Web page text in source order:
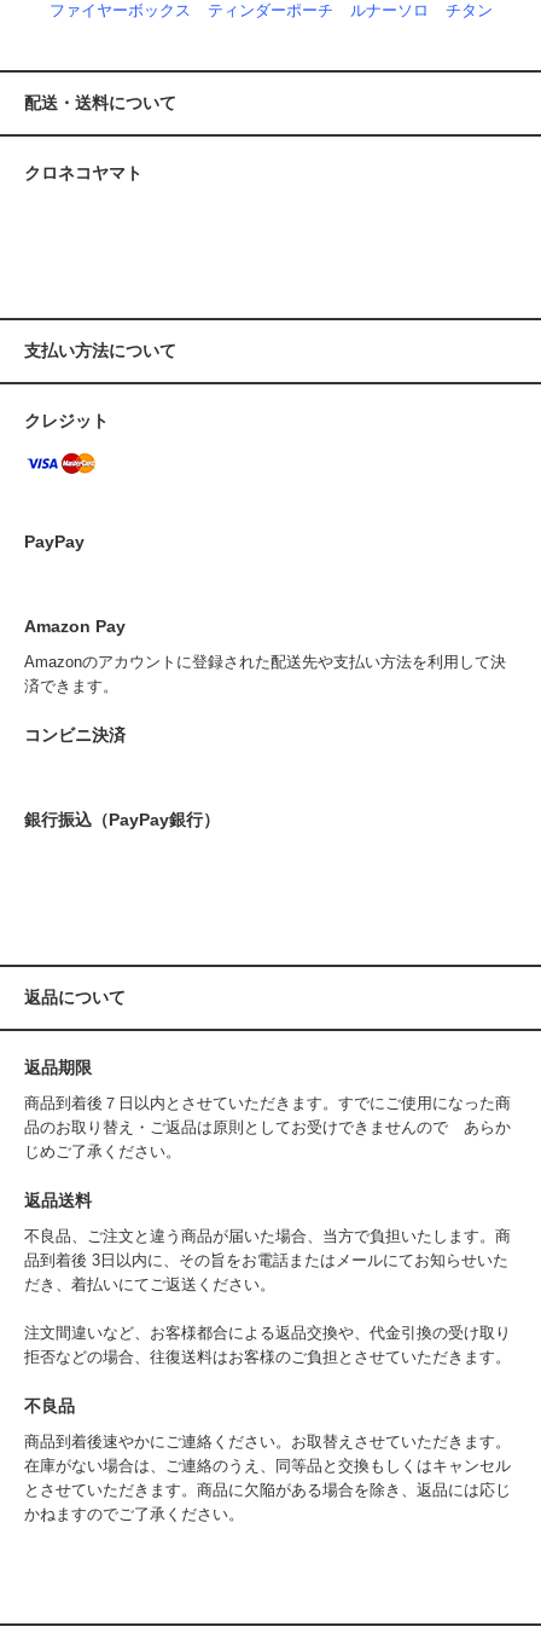
ファイヤーボックス ティンダーポーチ ルナーソロ チタン
配送・送料について
クロネコヤマト
支払い方法について
クレジット
PayPay
Amazon Pay
Amazonのアカウントに登録された配送先や支払い方法を利用して決
済できます。
コンビニ決済
銀行振込（PayPay銀行）
返品について
返品期限
商品到着後７日以内とさせていただきます。すでにご使用になった商
品のお取り替え・ご返品は原則としてお受けできませんので あらか
じめご了承ください。
返品送料
不良品、ご注文と違う商品が届いた場合、当方で負担いたします。商
品到着後 3日以内に、その旨をお電話またはメールにてお知らせいた
だき、着払いにてご返送ください。
注文間違いなど、お客様都合による返品交換や、代金引換の受け取り
拒否などの場合、往復送料はお客様のご負担とさせていただきます。
不良品
商品到着後速やかにご連絡ください。お取替えさせていただきます。
在庫がない場合は、ご連絡のうえ、同等品と交換もしくはキャンセル
とさせていただきます。商品に欠陥がある場合を除き、返品には応じ
かねますのでご了承ください。